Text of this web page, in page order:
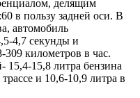
делящим
в пользу задней оси. В
автомобиль
4,7 секунды и
309 километров в час.
15,4-15,8 литра бензина
и 10,6-10,9 литра в